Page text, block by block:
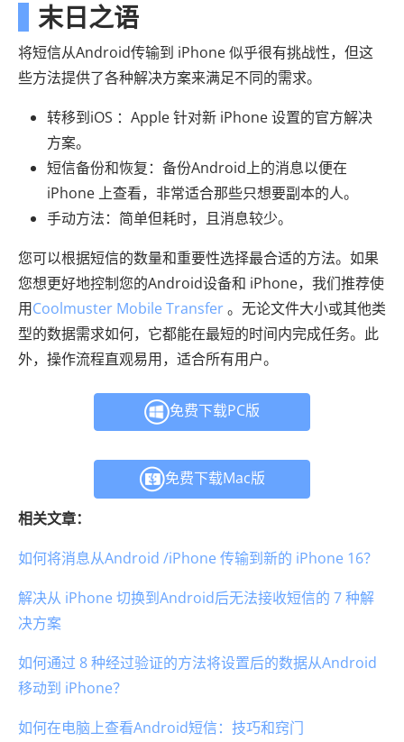
末日之语
将短信从Android传输到 iPhone 似乎很有挑战性，但这
些方法提供了各种解决方案来满足不同的需求。
转移到iOS ：Apple 针对新 iPhone 设置的官方解决
方案。
短信备份和恢复：备份Android上的消息以便在
iPhone 上查看，非常适合那些只想要副本的人。
手动方法：简单但耗时，且消息较少。
您可以根据短信的数量和重要性选择最合适的方法。如果
您想更好地控制您的Android设备和 iPhone，我们推荐使
用Coolmuster Mobile Transfer。无论文件大小或其他类
型的数据需求如何，它都能在最短的时间内完成任务。此
外，操作流程直观易用，适合所有用户。
免费下载PC版
免费下载Mac版
相关文章：
如何将消息从Android /iPhone 传输到新的 iPhone 16？
解决从 iPhone 切换到Android后无法接收短信的 7 种解
决方案
如何通过 8 种经过验证的方法将设置后的数据从Android
移动到 iPhone？
如何在电脑上查看Android短信：技巧和窍门